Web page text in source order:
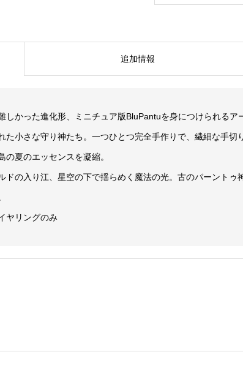
追加情報
かった進化形、ミニチュア版BluPantuを身につけられるア
小さな守り神たち。一つひとつ完全手作りで、繊細な手切
夏のエッセンスを凝縮。
ドの入り江、星空の下で揺らめく魔法の光。古のパーント
ヤリングのみ